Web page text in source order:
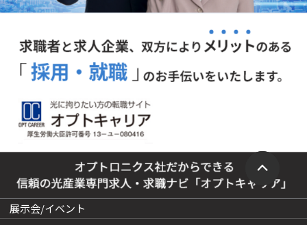
展示会/イベント